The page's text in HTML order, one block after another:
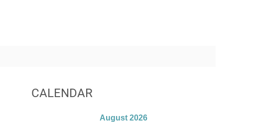
CALENDAR
August 2026